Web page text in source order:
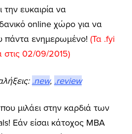
την ευκαιρία να
online χώρο για να
πάντα ενημερωμένο! (Τα .fyi
στις 02/09/2015)
.new, .review
μιλάει στην καρδιά των
Εάν είσαι κάτοχος MBA